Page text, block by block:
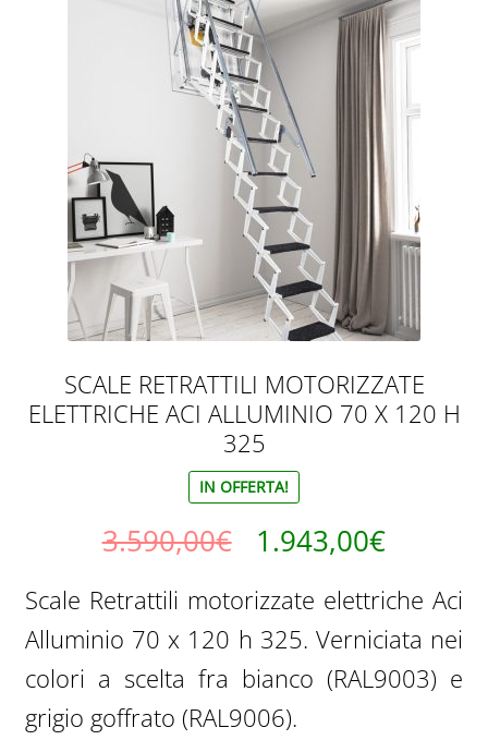
SCALE RETRATTILI MOTORIZZATE
ELETTRICHE ACI ALLUMINIO 70 X 120 H
325
IN OFFERTA!
3.590,00€
prezzo
originale
era:
3.590,00€.
1.943,00€Il
prezzo
attuale
è:
Scale Retrattili motorizzate elettriche Aci
Alluminio 70 x 120 h 325. Verniciata nei
colori a scelta fra bianco (RAL9003) e
grigio goffrato (RAL9006).